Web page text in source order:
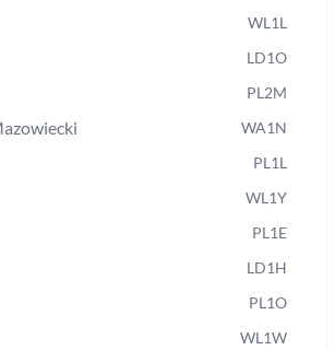
WL1L
LD1O
PL2M
WA1N
PL1L
WL1Y
PL1E
LD1H
PL1O
WL1W